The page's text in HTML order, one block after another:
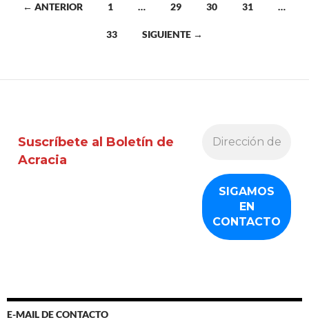
entradas
← ANTERIOR 1 … 29 30 31 …
33 SIGUIENTE →
Suscríbete al Boletín de
Acracia
E-MAIL DE CONTACTO